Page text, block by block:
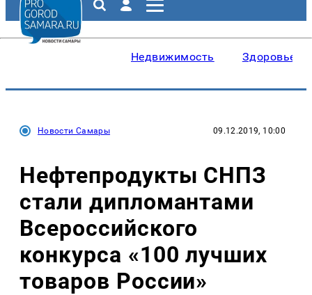
Недвижимость Здоровье
Новости Самары 09.12.2019, 10:00
Нефтепродукты СНПЗ
стали дипломантами
Всероссийского
конкурса «100 лучших
товаров России»